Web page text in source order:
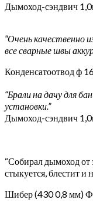
Дымоход-сэндвич
“Очень качественно
все сварные швы
Конденсатоотвод ф
“Брали на дачу для
установки.”
Дымоход-сэндвич
“Собирал дымоход от
стыкуется, блестит и
Шибер (430 0,8 мм)